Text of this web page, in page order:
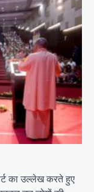
का उल्लेख करते हुए